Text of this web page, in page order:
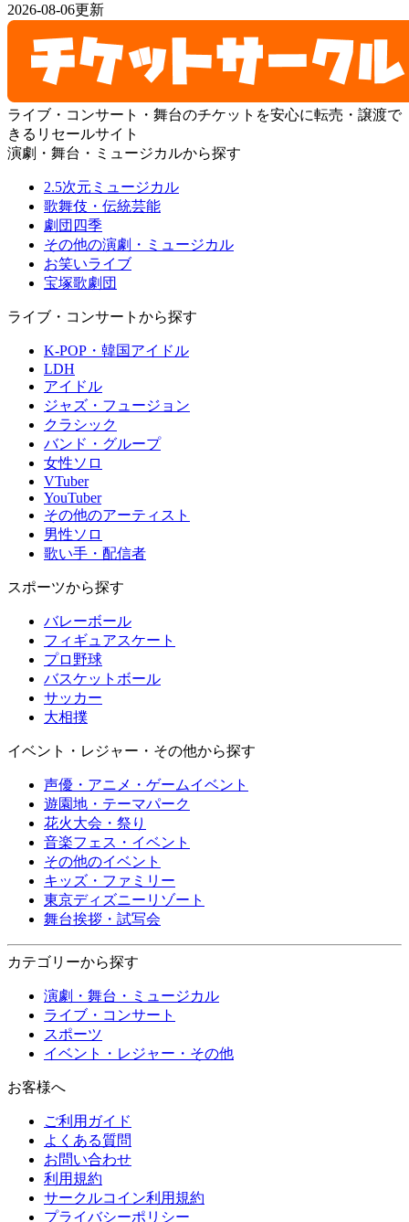
2026-08-06更新
ライブ・コンサート・舞台のチケットを安心に転売・譲渡で
きるリセールサイト
演劇・舞台・ミュージカルから探す
2.5次元ミュージカル
歌舞伎・伝統芸能
劇団四季
その他の演劇・ミュージカル
お笑いライブ
宝塚歌劇団
ライブ・コンサートから探す
K-POP・韓国アイドル
LDH
アイドル
ジャズ・フュージョン
クラシック
バンド・グループ
女性ソロ
VTuber
YouTuber
その他のアーティスト
男性ソロ
歌い手・配信者
スポーツから探す
バレーボール
フィギュアスケート
プロ野球
バスケットボール
サッカー
大相撲
イベント・レジャー・その他から探す
声優・アニメ・ゲームイベント
遊園地・テーマパーク
花火大会・祭り
音楽フェス・イベント
その他のイベント
キッズ・ファミリー
東京ディズニーリゾート
舞台挨拶・試写会
カテゴリーから探す
演劇・舞台・ミュージカル
ライブ・コンサート
スポーツ
イベント・レジャー・その他
お客様へ
ご利用ガイド
よくある質問
お問い合わせ
利用規約
サークルコイン利用規約
プライバシーポリシー